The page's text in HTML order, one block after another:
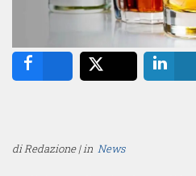
di Redazione | in News